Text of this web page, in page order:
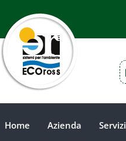
Home Azienda Servizi